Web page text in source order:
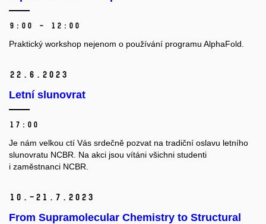
9:00 – 12:00
Praktický workshop nejenom o používání programu AlphaFold.
22. 6. 2023
Letní slunovrat
17:00
Je nám velkou ctí Vás srdečně pozvat na tradiční oslavu letního
slunovratu NCBR. Na akci jsou vítáni všichni studenti
i zaměstnanci NCBR.
10.–21. 7. 2023
From Supramolecular Chemistry to Structural